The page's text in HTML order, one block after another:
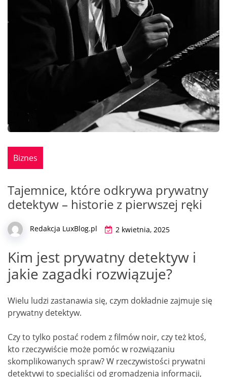
Biznes
Tajemnice, które odkrywa prywatny
detektyw – historie z pierwszej ręki
Redakcja LuxBlog.pl 2 kwietnia, 2025
Kim jest prywatny detektyw i
jakie zagadki rozwiązuje?
Wielu ludzi zastanawia się, czym dokładnie zajmuje się
prywatny detektyw.
Czy to tylko postać rodem z filmów noir, czy też ktoś,
kto rzeczywiście może pomóc w rozwiązaniu
skomplikowanych spraw? W rzeczywistości prywatni
detektywi to specjaliści od gromadzenia informacji,